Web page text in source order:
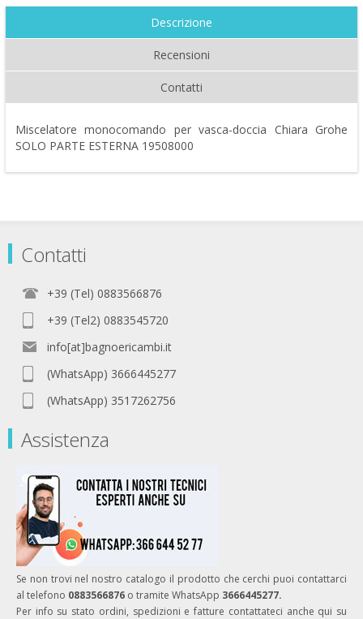
Descrizione
Recensioni
Contatti
Miscelatore monocomando per vasca-doccia Chiara Grohe
SOLO PARTE ESTERNA 19508000
Contatti
+39 (Tel) 0883566876
+39 (Tel2) 0883545720
info[at]bagnoericambi.it
(WhatsApp) 3666445277
(WhatsApp) 3517262756
Assistenza
Se non trovi nel nostro catalogo il prodotto che cerchi puoi contattarci
al telefono 0883566876 o tramite WhatsApp 3666445277.
Per info su stato ordini, spedizioni e fatture contattateci anche qui su